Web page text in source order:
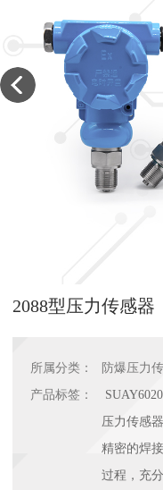
2088型压力传感器
所属分类：
防爆压力
产品标签：
压力传感
精密的焊
过程，充